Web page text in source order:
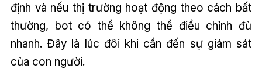
định và nếu thị trường hoạt động theo cách bất
thường, bot có thể không thể điều chỉnh đủ
nhanh. Đây là lúc đôi khi cần đến sự giám sát
của con người.